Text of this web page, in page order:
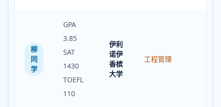
柳
同
学
GPA
3.85
SAT
1430
TOEFL
110
伊利
诺伊
香槟
大学
工程管理